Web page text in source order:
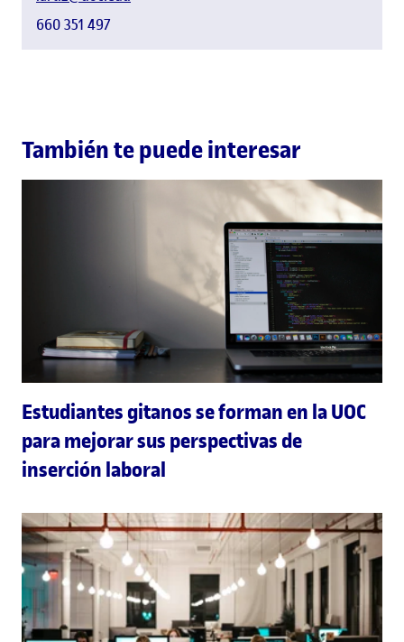
660 351 497
También te puede interesar
Estudiantes gitanos se forman en la UOC
para mejorar sus perspectivas de
inserción laboral